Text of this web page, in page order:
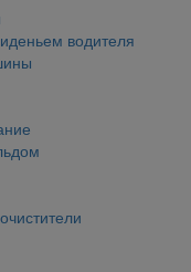
водителя